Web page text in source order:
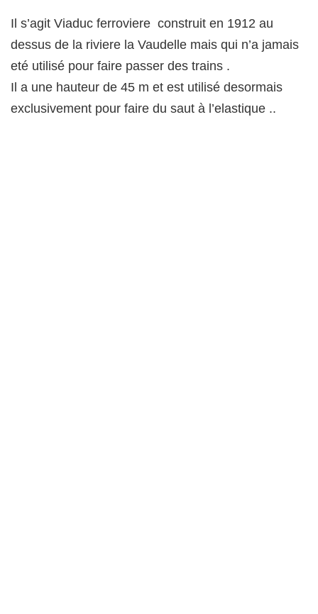
Il s’agit Viaduc ferroviere construit en 1912 au
dessus de la riviere la Vaudelle mais qui n’a jamais
eté utilisé pour faire passer des trains .
Il a une hauteur de 45 m et est utilisé desormais
exclusivement pour faire du saut à l’elastique ..